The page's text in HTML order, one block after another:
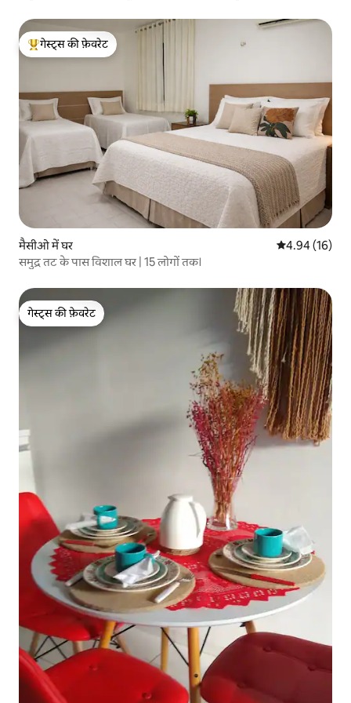
गेस्ट्स का टॉप फ़ेवरेट
गेस्ट्स की फ़ेवरेट
मैसीओ में घर औसत रेटिंग 5 में
4.94 (16)
समुद्र तट के पास विशाल घर | 15 लोगों तक।
गेस्ट्स की फ़ेवरेट
गेस्ट्स की फ़ेवरेट